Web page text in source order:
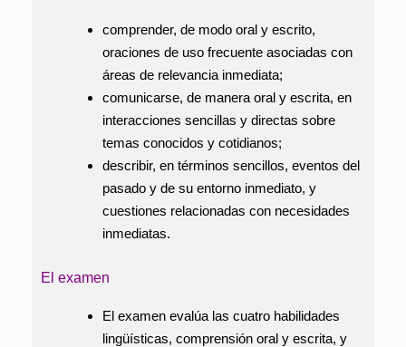
comprender, de modo oral y escrito,
oraciones de uso frecuente asociadas con
áreas de relevancia inmediata;
comunicarse, de manera oral y escrita, en
interacciones sencillas y directas sobre
temas conocidos y cotidianos;
describir, en términos sencillos, eventos del
pasado y de su entorno inmediato, y
cuestiones relacionadas con necesidades
inmediatas.
El examen
El examen evalúa las cuatro habilidades
lingüísticas, comprensión oral y escrita, y